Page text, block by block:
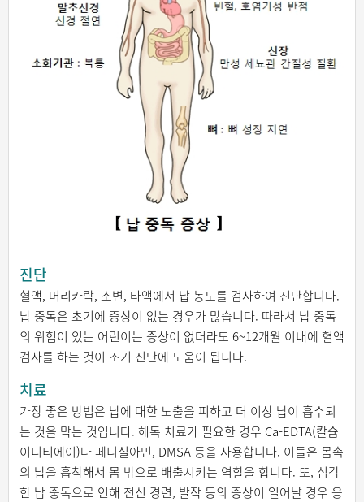
진단
혈액, 머리카락, 소변, 타액에서 납 농도를 검사하여 진단합니다.
납 중독은 초기에 증상이 없는 경우가 많습니다. 따라서 납 중독
의 위험이 있는 어린이는 증상이 없더라도 6~12개월 이내에 혈액
검사를 하는 것이 조기 진단에 도움이 됩니다.
치료
가장 좋은 방법은 납에 대한 노출을 피하고 더 이상 납이 흡수되
는 것을 막는 것입니다. 해독 치료가 필요한 경우 Ca-EDTA(칼슘
이디티에이)나 페니실아민, DMSA 등을 사용합니다. 이들은 몸속
의 납을 흡착해서 몸 밖으로 배출시키는 역할을 합니다. 또, 심각
한 납 중독으로 인해 전신 경련, 발작 등의 증상이 일어날 경우 응